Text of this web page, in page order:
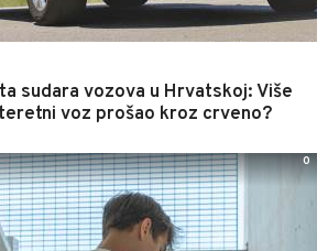
sudara vozova u Hrvatskoj: Više
voz prošao kroz crveno?
0